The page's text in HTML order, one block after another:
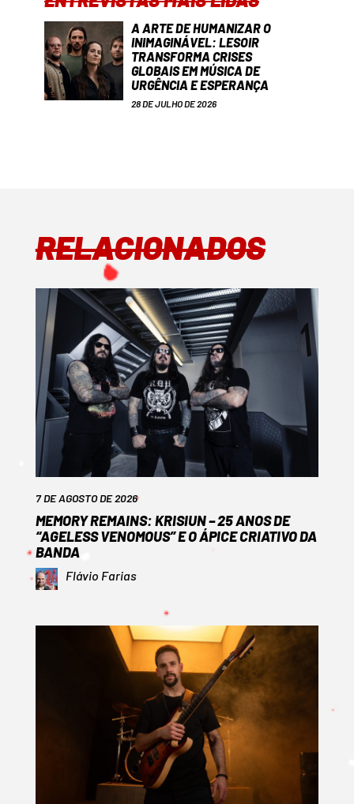
A ARTE DE HUMANIZAR O
INIMAGINÁVEL: LESOIR
TRANSFORMA CRISES
GLOBAIS EM MÚSICA DE
URGÊNCIA E ESPERANÇA
28 DE JULHO DE 2026
RELACIONADOS
7 DE AGOSTO DE 2026
MEMORY REMAINS: KRISIUN – 25 ANOS DE
“AGELESS VENOMOUS” E O ÁPICE CRIATIVO DA
BANDA
Flávio Farias